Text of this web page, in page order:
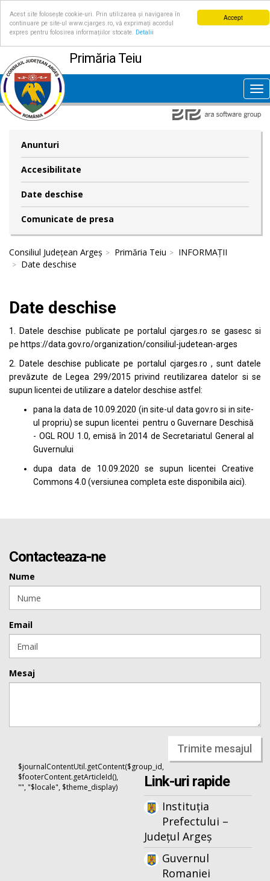
Accept
Acest site folosește cookie-uri. Prin utilizarea și navigarea în
continuare pe site-ul www.cjarges.ro, vă exprimați acordul
expres pentru folosirea informațiilor stocate.
Detalii
Primăria Teiu
Anunturi
Accesibilitate
Date deschise
Comunicate de presa
Consiliul Județean Argeș Primăria Teiu
INFORMAȚII
Date deschise
Date deschise
1. Datele deschise publicate pe portalulcjarges.ro se gasesc si
pe https://data.gov.ro/organization/consiliul-judetean-arges
2. Datele deschise publicate pe portalul cjarges.ro , sunt datele
prevăzute de Legea 299/2015 privind reutilizarea datelor si se
supun licentei de utilizare a datelor deschise astfel:
pana la data de 10.09.2020 (in site-ul data gov.ro si in site-
ul propriu) se supun licentei pentru o Guvernare Deschisă
- OGL ROU 1.0, emisă în 2014 de Secretariatul General al
Guvernului
dupa data de 10.09.2020 se supun licentei Creative
Commons 4.0 (versiunea completa este disponibila aici).
Contacteaza-ne
Nume
Email
Mesaj
Trimite mesajul
$journalContentUtil.getContent($group_id,
$footerContent.getArticleId(),
"", "$locale", $theme_display)
Link-uri rapide
Instituția
Prefectului –
Județul Argeș
Guvernul
Romaniei